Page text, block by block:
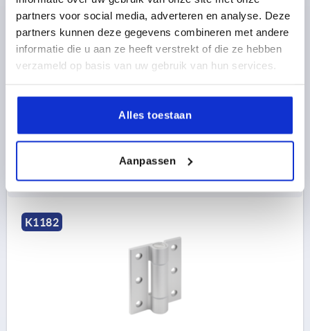
partners voor social media, adverteren en analyse. Deze
partners kunnen deze gegevens combineren met andere
informatie die u aan ze heeft verstrekt of die ze hebben
verzameld op basis van uw gebruik van hun services.
Alles toestaan
Aanpassen
UITVOERING 1=VEER SLUITEND
BEVESTIGINGSWIJZE=BEVESTIGINGSBORINGEN
LENGTE=82,5
BREEDTE=100
KLEUR BASISLICHAAM=KLEURLOOS
plus verzendkosten
K1182